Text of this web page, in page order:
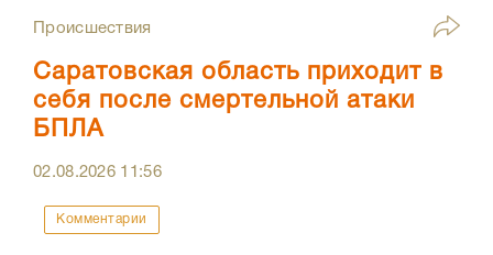
Происшествия
Саратовская область приходит в
себя после смертельной атаки
БПЛА
02.08.2026 11:56
Комментарии